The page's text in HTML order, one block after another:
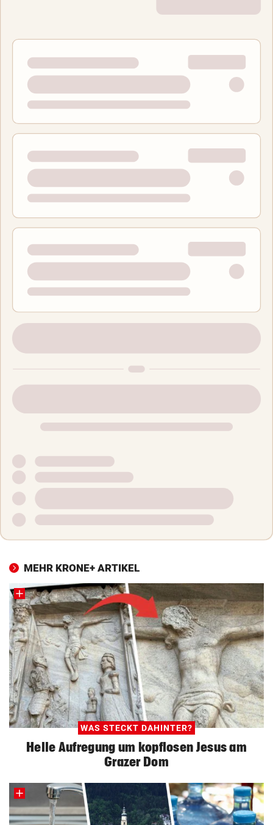
MEHR KRONE+ ARTIKEL
WAS STECKT DAHINTER?
Helle Aufregung um kopflosen Jesus am
Grazer Dom